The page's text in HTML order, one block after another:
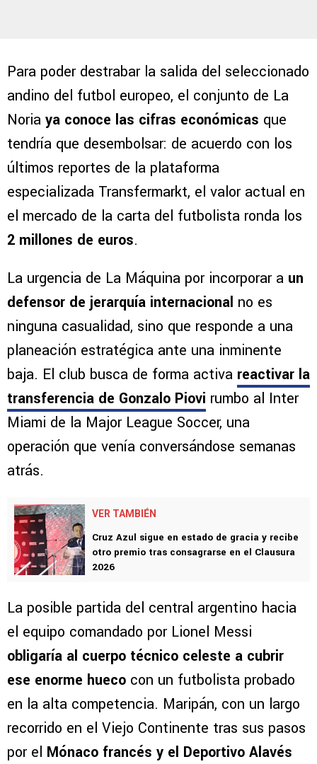
Para poder destrabar la salida del seleccionado
andino del futbol europeo, el conjunto de La
Noria ya conoce las cifras económicas que
tendría que desembolsar: de acuerdo con los
últimos reportes de la plataforma
especializada Transfermarkt, el valor actual en
el mercado de la carta del futbolista ronda los
2 millones de euros.
La urgencia de La Máquina por incorporar a un
defensor de jerarquía internacional no es
ninguna casualidad, sino que responde a una
planeación estratégica ante una inminente
baja. El club busca de forma activa reactivar la
transferencia de Gonzalo Piovi rumbo al Inter
Miami de la Major League Soccer, una
operación que venía conversándose semanas
atrás.
VER TAMBIÉN
Cruz Azul sigue en estado de gracia y recibe
otro premio tras consagrarse en el Clausura
2026
La posible partida del central argentino hacia
el equipo comandado por Lionel Messi
obligaría al cuerpo técnico celeste a cubrir
ese enorme hueco con un futbolista probado
en la alta competencia. Maripán, con un largo
recorrido en el Viejo Continente tras sus pasos
por el Mónaco francés y el Deportivo Alavés